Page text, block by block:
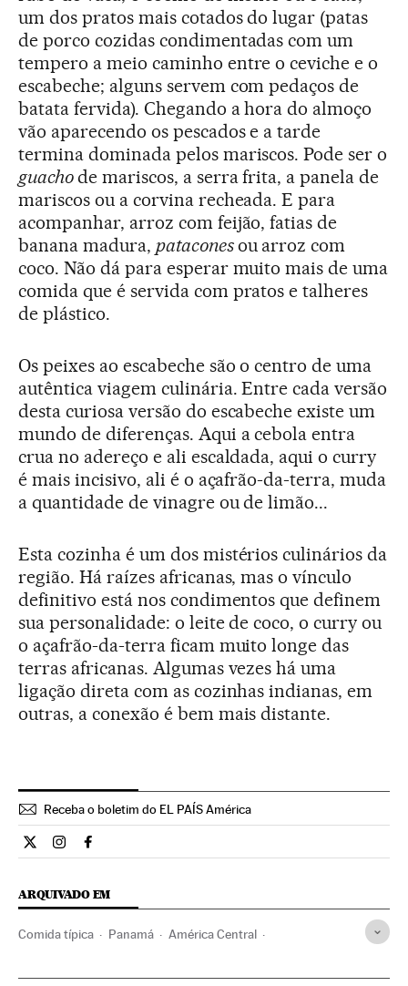
um dos pratos mais cotados do lugar (patas
de porco cozidas condimentadas com um
tempero a meio caminho entre o ceviche e o
escabeche; alguns servem com pedaços de
batata fervida). Chegando a hora do almoço
vão aparecendo os pescados e a tarde
termina dominada pelos mariscos. Pode ser o
guachode mariscos, a serra frita, a panela de
mariscos ou a corvina recheada. E para
acompanhar, arroz com feijão, fatias de
banana madura, pataconesou arroz com
coco. Não dá para esperar muito mais de uma
comida que é servida com pratos e talheres
de plástico.
Os peixes ao escabeche são o centro de uma
autêntica viagem culinária. Entre cada versão
desta curiosa versão do escabeche existe um
mundo de diferenças. Aqui a cebola entra
crua no adereço e ali escaldada, aqui o curry
é mais incisivo, ali é o açafrão-da-terra, muda
a quantidade de vinagre ou de limão...
Esta cozinha é um dos mistérios culinários da
região. Há raízes africanas, mas o vínculo
definitivo está nos condimentos que definem
sua personalidade: o leite de coco, o curry ou
o açafrão-da-terra ficam muito longe das
terras africanas. Algumas vezes há uma
ligação direta com as cozinhas indianas, em
outras, a conexão é bem mais distante.
Receba o boletim do EL PAÍS América
Estilo El País Brasil en Twitter
Estilo El País Brasil en Instagram
Estilo El País Brasil en Facebook
ARQUIVADO EM
Comida típica Panamá América Central